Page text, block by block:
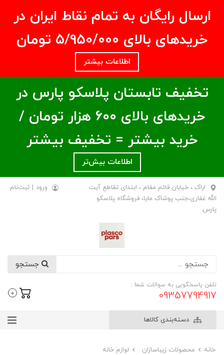
ارسال رایگان به تمام نقاط ایران در
خریدهای بالای ۵/950/000 تومان
اطلاعات بیشتر
تخفیف تابستان پلاسکو پارس در
خریدهای بالای ۶00 هزار تومان /
خرید بیشتر = تخفیف بیشتر
اطلاعات بیش‌تر
اراک ، خیابان قائم مقام ، ابتدای تقاطع آیت
الله غفاری،جنب پوشاک مایا، فروشگاه پلاسکو
پارس
ورود | ثبت‌نام
تلفن پاسخگویی به سوالات شما :
09357794917
0
دسته‌بندی کالاها
خانه محصولات زیباسازان
لوازم خانه